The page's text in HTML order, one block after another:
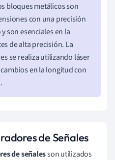
bloques metálicos son
con una precisión
son esenciales en la
de alta precisión. La
se realiza utilizando láser
en la longitud con
de Señales
de señalesson utilizados